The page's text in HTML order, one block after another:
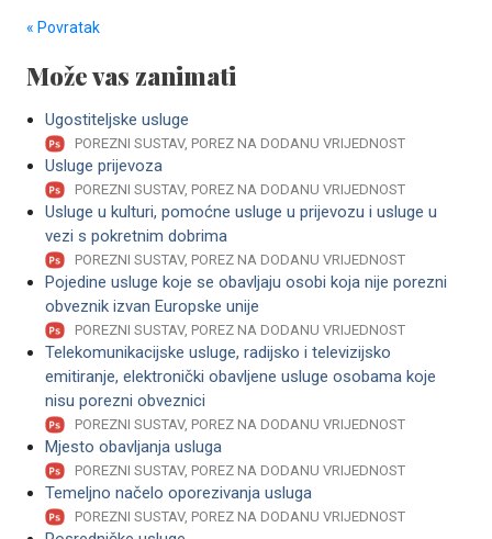
« Povratak
Može vas zanimati
Ugostiteljske usluge
POREZNI SUSTAV, POREZ NA DODANU VRIJEDNOST
Usluge prijevoza
POREZNI SUSTAV, POREZ NA DODANU VRIJEDNOST
Usluge u kulturi, pomoćne usluge u prijevozu i usluge u
vezi s pokretnim dobrima
POREZNI SUSTAV, POREZ NA DODANU VRIJEDNOST
Pojedine usluge koje se obavljaju osobi koja nije porezni
obveznik izvan Europske unije
POREZNI SUSTAV, POREZ NA DODANU VRIJEDNOST
Telekomunikacijske usluge, radijsko i televizijsko
emitiranje, elektronički obavljene usluge osobama koje
nisu porezni obveznici
POREZNI SUSTAV, POREZ NA DODANU VRIJEDNOST
Mjesto obavljanja usluga
POREZNI SUSTAV, POREZ NA DODANU VRIJEDNOST
Temeljno načelo oporezivanja usluga
POREZNI SUSTAV, POREZ NA DODANU VRIJEDNOST